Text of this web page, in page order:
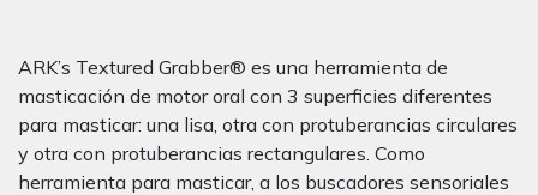
ARK’s Textured Grabber® es una herramienta de
masticación de motor oral con 3 superficies diferentes
para masticar: una lisa, otra con protuberancias circulares
y otra con protuberancias rectangulares. Como
herramienta para masticar, a los buscadores sensoriales